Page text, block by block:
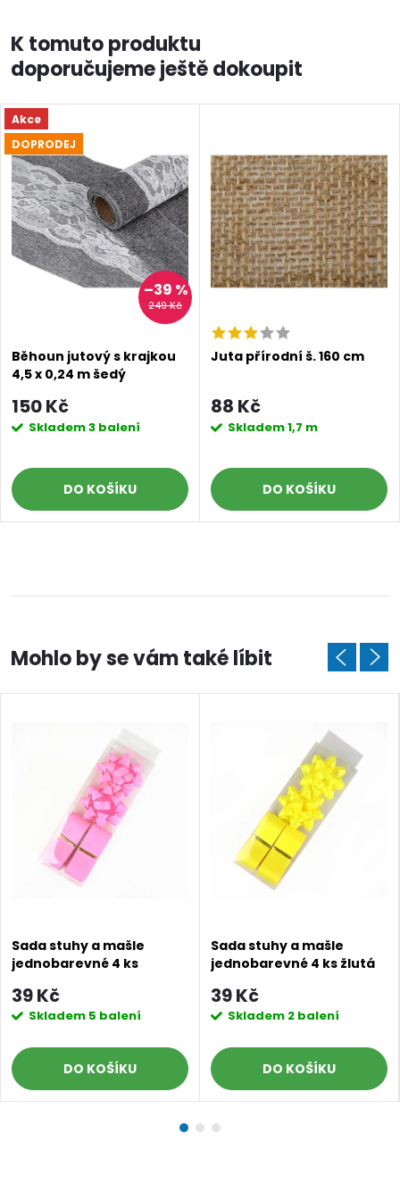
K tomuto produktu
doporučujeme ještě dokoupit
Akce
DOPRODEJ
249 Kč
–39 %
Běhoun jutový s krajkou
4,5 x 0,24 m šedý
150 Kč
Skladem3 balení
DO KOŠÍKU
Juta přírodní š. 160 cm
88 Kč
Skladem1,7 m
DO KOŠÍKU
Sada stuhy a mašle
jednobarevné 4 ks
39 Kč
Skladem 5 balení
DO KOŠÍKU
Sada stuhy a mašle
jednobarevné 4 ks žlutá
39 Kč
Skladem 2 balení
DO KOŠÍKU
Doprava a platby Prodejna Blog a návody